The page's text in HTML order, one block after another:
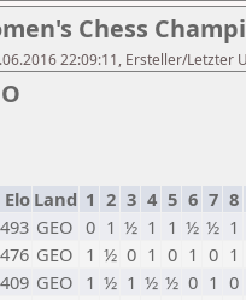
Chess
22:09:11, Ersteller/Letzter
Elo Land 1 2 3 4 5 6 7 8
GEO 0 1 ½ 1 1 ½ ½ 1
GEO 1 ½ 0 1 0 1 0 1
GEO 1 ½ 1 ½ ½ 0 1 0